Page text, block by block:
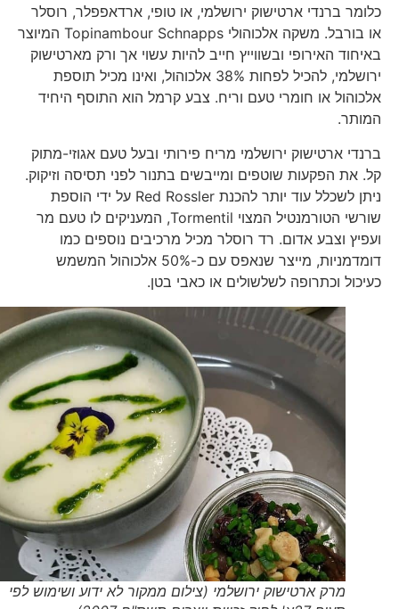
כלומר ברנדי ארטישוק ירושלמי, או טופי, ארדאפפלר, רוסלר
או בורבל. משקה אלכוהולי Topinambour Schnapps המיוצר
באיחוד האירופי ובשווייץ חייב להיות עשוי אך ורק מארטישוק
ירושלמי, להכיל לפחות 38% אלכוהול, ואינו מכיל תוספת
אלכוהול או חומרי טעם וריח. צבע קרמל הוא התוסף היחיד
המותר.
ברנדי ארטישוק ירושלמי מריח פירותי ובעל טעם אגוזי-מתוק
קל. את הפקעות שוטפים ומייבשים בתנור לפני תסיסה וזיקוק.
ניתן לשכלל עוד יותר להכנת Red Rossler על ידי הוספת
שורשי הטורמנטיל המצוי Tormentil, המעניקים לו טעם מר
ועפיץ וצבע אדום. רד רוסלר מכיל מרכיבים נוספים כמו
דומדמניות, מייצר שנאפס עם כ-50% אלכוהול המשמש
כעיכול וכתרופה לשלשולים או כאבי בטן.
מרק ארטישוק ירושלמי (צילום ממקור לא ידוע ושימוש לפי